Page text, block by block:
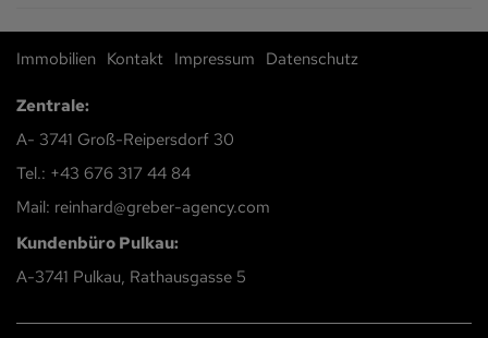
Immobilien Kontakt Impressum Datenschutz
Zentrale:
A- 3741 Groß-Reipersdorf 30
Tel.: +43 676 317 44 84
Mail: reinhard@greber-agency.com
Kundenbüro Pulkau:
A-3741 Pulkau, Rathausgasse 5